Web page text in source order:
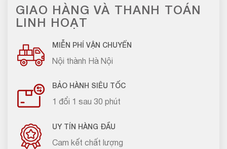
GIAO HÀNG VÀ THANH TOÁN
LINH HOẠT
MIỄN PHÍ VẬN CHUYỂN
Nội thành Hà Nội
BẢO HÀNH SIÊU TỐC
1 đổi 1 sau 30 phút
UY TÍN HÀNG ĐẦU
Cam kết chất lượng